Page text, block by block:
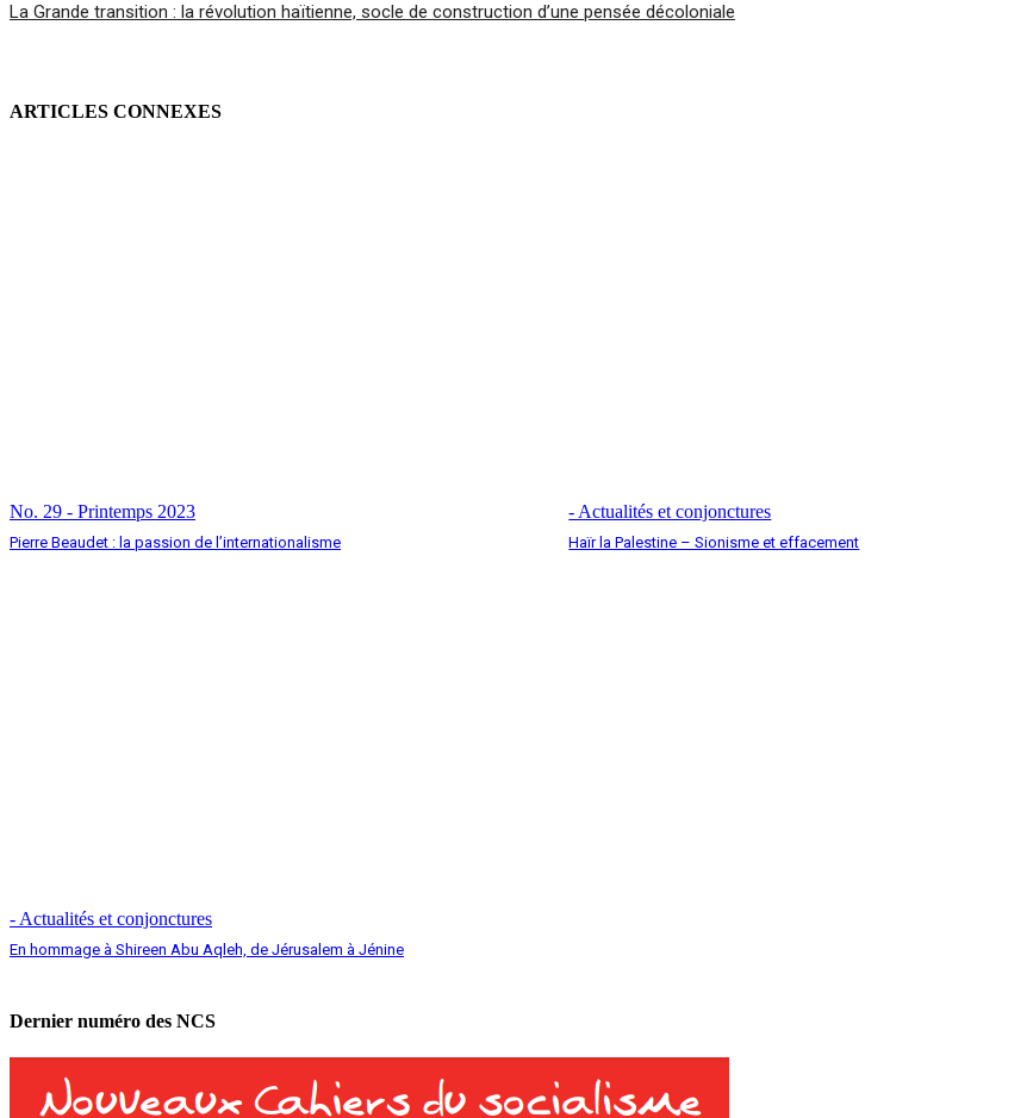
La Grande transition : la révolution haïtienne, socle de construction d’une pensée décoloniale
ARTICLES CONNEXES
No. 29 - Printemps 2023
Pierre Beaudet : la passion de l’internationalisme
- Actualités et conjonctures
Haïr la Palestine – Sionisme et effacement
- Actualités et conjonctures
En hommage à Shireen Abu Aqleh, de Jérusalem à Jénine
Dernier numéro des NCS